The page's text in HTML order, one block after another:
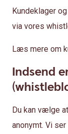
Kundeklager
via vores
Læs mere om
Indsend
Du kan vælge
anonymt. Vi